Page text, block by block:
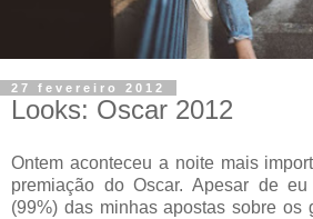
27 fevereiro 2012
Looks: Oscar 2012
Ontem aconteceu a noite mais
premiação do Oscar. Apesar de
(99%) das minhas apostas sobre os